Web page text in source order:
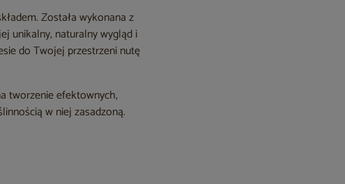
Została wykonana z
unikalny, naturalny wygląd i
do Twojej przestrzeni nutę
tworzenie efektownych,
w niej zasadzoną.